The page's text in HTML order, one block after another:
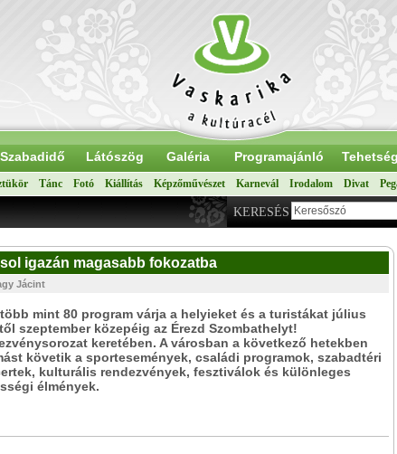
Szabadidő Látószög Galéria Programajánló
Tánc Fotó Kiállítás Képzőművészet Karnevál Irodalom Divat
KERESÉS
igazán magasabb fokozatba
Jácint
mint 80 program várja a helyieket és a turistákat július
szeptember közepéig az Érezd Szombathelyt!
keretében. A városban a következő hetekben
követik a sportesemények, családi programok, szabadtéri
kulturális rendezvények, fesztiválok és különleges
élmények.